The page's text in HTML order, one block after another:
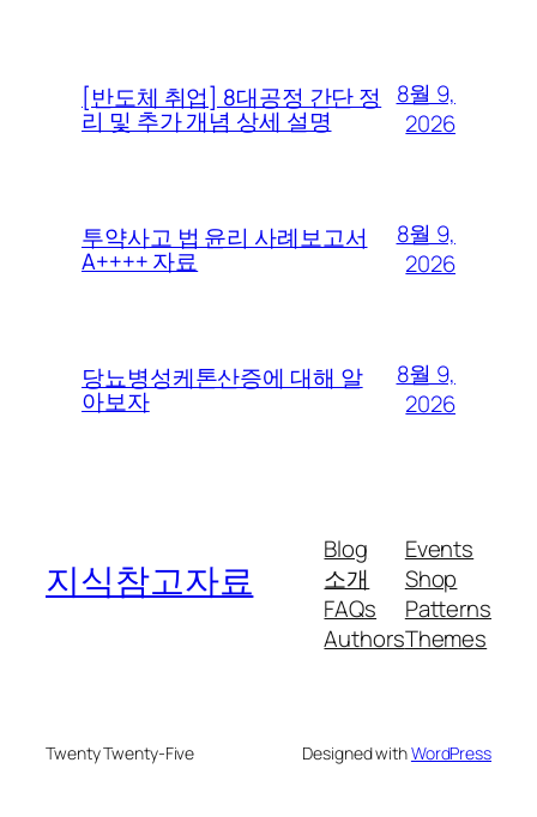
[반도체 취업] 8대공정 간단 정
리 및 추가 개념 상세 설명
8월 9,
2026
투약사고 법 윤리 사례보고서
A++++ 자료
8월 9,
2026
당뇨병성케톤산증에 대해 알
아보자
8월 9,
2026
지식참고자료
Blog
소개
FAQs
Authors
Events
Shop
Patterns
Themes
Twenty Twenty-Five Designed withWordPress